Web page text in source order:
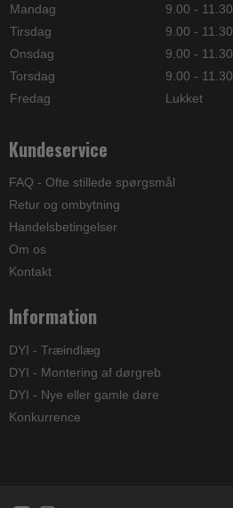
Mandag
9.00 - 11.30
Tirsdag
9.00 - 11.30
Onsdag
9.00 - 11.30
Torsdag
9.00 - 11.30
Fredag
Lukket
Kundeservice
FAQ - Ofte stillede spørgsmål
Retur og ombytning
Handelsbetingelser
Om os
Kontakt
Information
DYI - Træindlæg
DYI - Montering af dørgreb
DYI - Nye eller gamle døre
Konkurrence